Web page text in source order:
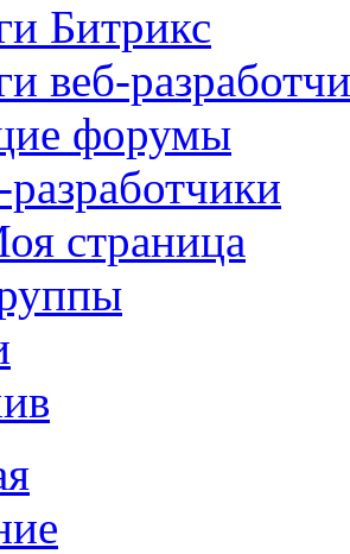
Битрикс
веб-
форумы
страница